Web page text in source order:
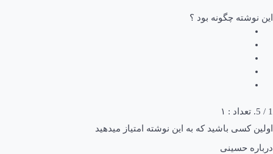
چگونه بود ؟
۱
باشید که به این نوشته امتیاز میدهید